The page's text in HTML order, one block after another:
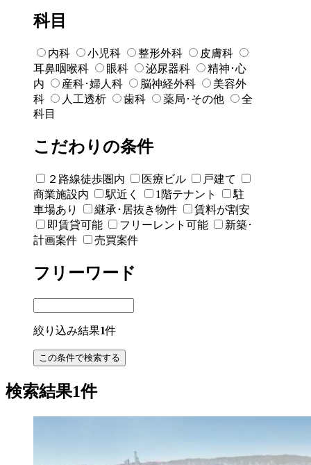
科目
内科 小児科 整形外科
皮膚科
耳鼻咽喉科
眼科 泌尿器科
精神･心
内
産科･婦人科 脳神経外科
美容外
科
人工透析 歯科 薬局･その他
全
科目
こだわりの条件
２路線徒歩圏内 医療ビル
戸建て
商業施設内
駅近く 1階テナント
駐
車場あり
継承･居抜き物件
賃料が割安
即賃貸可能
フリーレント可能
新築･
計画案件
売買案件
フリーワード
絞り込み結果1件
検索結果1件